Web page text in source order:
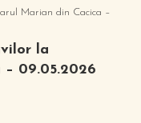
la
– 09.05.2026